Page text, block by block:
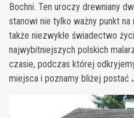
Bochni. Ten uroczy drewniany
stanowi nie tylko ważny punkt na
także niezwykłe świadectwo
najwybitniejszych polskich
czasie, podczas której
miejsca i poznamy bliżej postać